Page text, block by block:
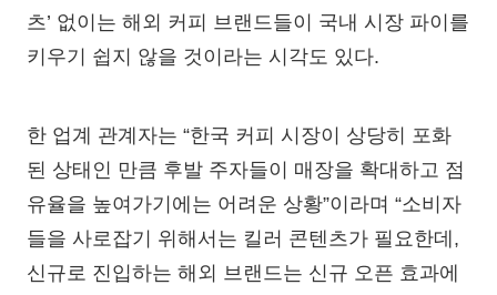
츠’ 없이는 해외 커피 브랜드들이 국내 시장 파이를
키우기 쉽지 않을 것이라는 시각도 있다.
한 업계 관계자는 “한국 커피 시장이 상당히 포화
된 상태인 만큼 후발 주자들이 매장을 확대하고 점
유율을 높여가기에는 어려운 상황”이라며 “소비자
들을 사로잡기 위해서는 킬러 콘텐츠가 필요한데,
신규로 진입하는 해외 브랜드는 신규 오픈 효과에